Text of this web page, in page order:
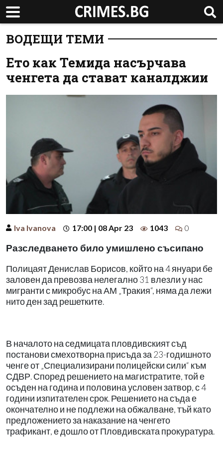
ВОДЕЩИ ТЕМИ
Ето как Темида насърчава
ченгета да стават каналджии
Iva Ivanova 17:00 | 08 Apr 23 1043 0
Разследването било умишлено съсипано
Полицаят Денислав Борисов, който на 4 януари бе
заловен да превозва нелегално 31 влезли у нас
мигранти с микробус на АМ „Тракия“, няма да лежи
нито ден зад решетките.
В началото на седмицата пловдивският съд
постанови смехотворна присъда за 23-годишното
ченге от „Специализирани полицейски сили“ към
СДВР. Според решението на магистратите, той е
осъден на година и половина условен затвор, с 4
години изпитателен срок. Решението на съда е
окончателно и не подлежи на обжалване, тъй като
предложението за наказание на ченгето
трафикант, е дошло от Пловдивската прокуратура.